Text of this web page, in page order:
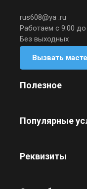
rus608@ya .ru
Работаем с 9:00 до
Без выходных
Вызвать
Полезное
Популярные
Реквизиты